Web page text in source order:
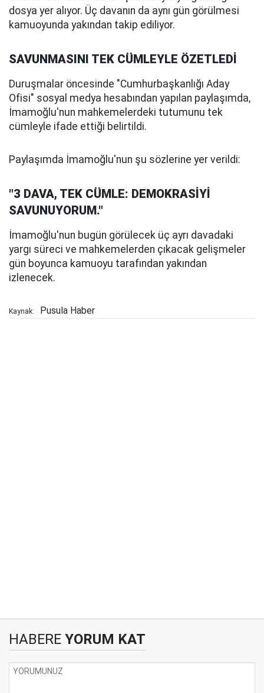
dosya yer alıyor. Üç davanın da aynı gün görülmesi
kamuoyunda yakından takip ediliyor.
SAVUNMASINI TEK CÜMLEYLE ÖZETLEDİ
Duruşmalar öncesinde "Cumhurbaşkanlığı Aday
Ofisi" sosyal medya hesabından yapılan paylaşımda,
İmamoğlu'nun mahkemelerdeki tutumunu tek
cümleyle ifade ettiği belirtildi.
Paylaşımda İmamoğlu'nun şu sözlerine yer verildi:
"3 DAVA, TEK CÜMLE: DEMOKRASİYİ
SAVUNUYORUM."
İmamoğlu'nun bugün görülecek üç ayrı davadaki
yargı süreci ve mahkemelerden çıkacak gelişmeler
gün boyunca kamuoyu tarafından yakından
izlenecek.
Kaynak: Pusula Haber
HABERE YORUM KAT